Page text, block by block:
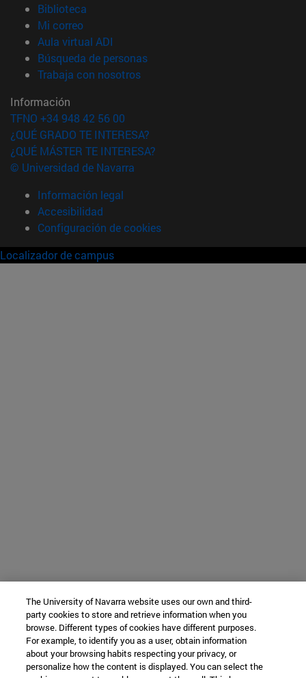
Biblioteca
Mi correo(abre en nueva ventana)
Aula virtual ADI
Búsqueda de personas(abre en nueva ventana)
Trabaja con nosotros(abre en nueva ventana)
Información
TFNO +34 948 42 56 00
¿QUÉ GRADO TE INTERESA?
¿QUÉ MÁSTER TE INTERESA?
© Universidad de Navarra
Información legal
Accesibilidad
Configuración de cookies
Localizador de campus
The University of Navarra website uses our own and third-
party cookies to store and retrieve information when you
browse. Different types of cookies have different purposes.
For example, to identify you as a user, obtain information
about your browsing habits respecting your privacy, or
personalize how the content is displayed. You can select the